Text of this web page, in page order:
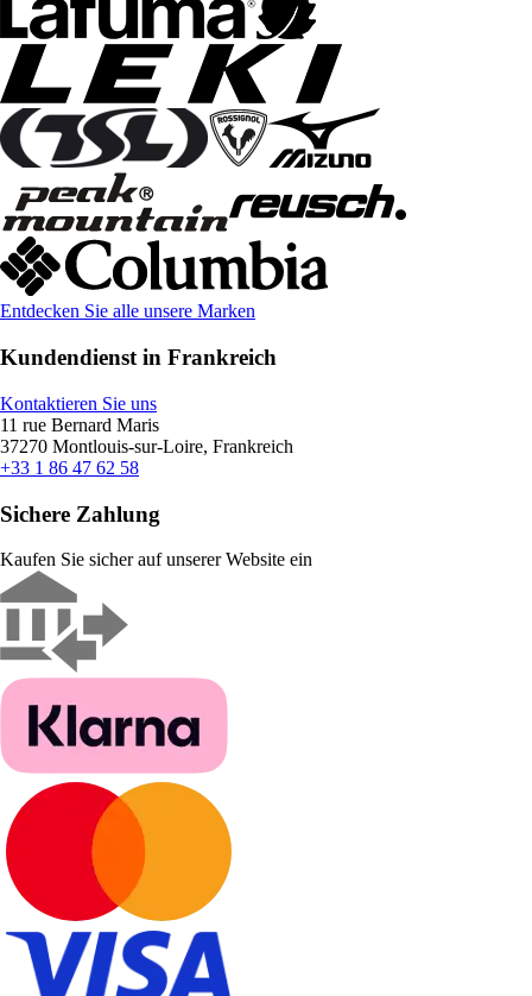
Entdecken Sie alle unsere Marken
Kundendienst in Frankreich
Kontaktieren Sie uns
11 rue Bernard Maris
37270 Montlouis-sur-Loire, Frankreich
+33 1 86 47 62 58
Sichere Zahlung
Kaufen Sie sicher auf unserer Website ein